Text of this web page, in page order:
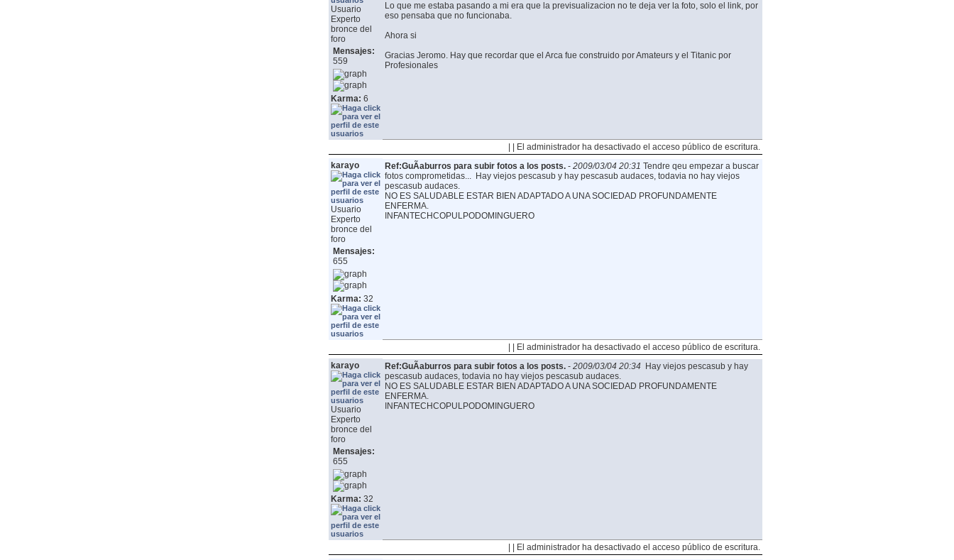
Usuario
Experto
bronce del
foro
Mensajes:
559
Karma: 6
Lo que me estaba pasando a mi era que la previsualizacion no te deja ver la foto, solo el link, por
eso pensaba que no funcionaba.
Ahora si
Gracias Jeromo. Hay que recordar que el Arca fue construido por Amateurs y el Titanic por
Profesionales
| | El administrador ha desactivado el acceso público de escritura.
karayo
Usuario
Experto
bronce del
foro
Mensajes:
655
Karma: 32
Ref:GuÃ­aburros para subir fotos a los posts.- 2009/03/04 20:31 Tendre qeu empezar a buscar
fotos comprometidas... Hay viejos pescasub y hay pescasub audaces, todavia no hay viejos
pescasub audaces.
NO ES SALUDABLE ESTAR BIEN ADAPTADO A UNA SOCIEDAD PROFUNDAMENTE
ENFERMA.
INFANTECHCOPULPODOMINGUERO
| | El administrador ha desactivado el acceso público de escritura.
karayo
Usuario
Experto
bronce del
foro
Mensajes:
655
Karma: 32
Ref:GuÃ­aburros para subir fotos a los posts.- 2009/03/04 20:34
Hay viejos pescasub y hay
pescasub audaces, todavia no hay viejos pescasub audaces.
NO ES SALUDABLE ESTAR BIEN ADAPTADO A UNA SOCIEDAD PROFUNDAMENTE
ENFERMA.
INFANTECHCOPULPODOMINGUERO
| | El administrador ha desactivado el acceso público de escritura.